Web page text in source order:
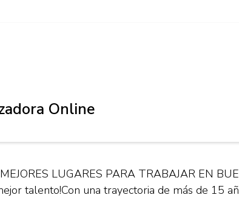
Online
LUGARES PARA TRABAJAR EN
talento!Con una trayectoria de más de 15